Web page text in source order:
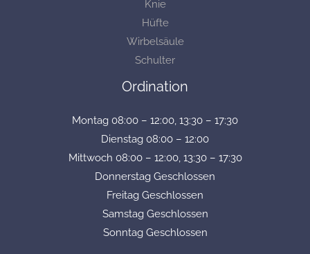
Knie
Hüfte
Wirbelsäule
Schulter
Ordination
Montag 08:00 – 12:00, 13:30 – 17:30
Dienstag 08:00 – 12:00
Mittwoch 08:00 – 12:00, 13:30 – 17:30
Donnerstag Geschlossen
Freitag Geschlossen
Samstag Geschlossen
Sonntag Geschlossen